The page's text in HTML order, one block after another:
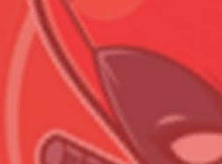
Всего позиций в корзине
Всего товара в корзине
Сумма к оплате (без